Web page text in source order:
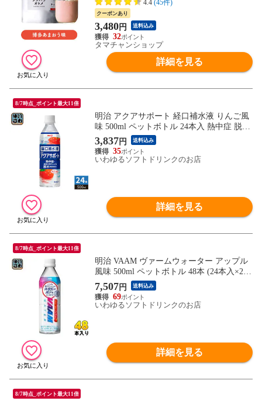
ットにもおすすめの低糖質プロテイン。※
3個以上でシェイカー1個プレゼント【送料
無料】【2個迄メール便/3個~宅配便】
4.4 (45件)
クーポンあり
3,480円 送料込み
32
タマチャンショップ
詳細を見る
8/7時点_ポイント最大11倍
明治 アクアサポート 経口補水液 りんご風
味 500ml ペットボトル 24本入 熱中症 脱水
症 水分補給
3,837 円 送料込み
35
いわゆるソフトドリンクのお店
詳細を見る
8/7時点_ポイント最大11倍
明治 VAAM ヴァームウォーター アップル
風味 500ml ペットボトル 48本 (24本入×2
まとめ買い) スポーツドリンク 熱中症対策
特定保健用食品
7,507 円 送料込み
69
いわゆるソフトドリンクのお店
詳細を見る
8/7時点_ポイント最大11倍